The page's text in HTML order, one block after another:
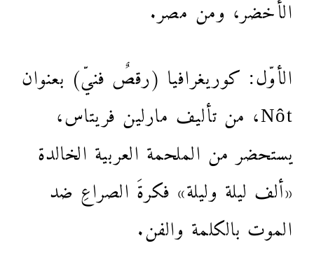
الأوّل: كوريغرافيا (رقصٌ فنيّ) بعنوان
Nôt، من تأليف مارلين فريتاس،
يستحضر من الملحمة العربية الخالدة
«ألف ليلة وليلة» فكرةَ الصراعِ ضد
الموت بالكلمة والفن.